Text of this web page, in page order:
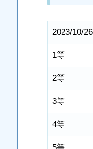
2023/10/26
1等
2等
3等
4等